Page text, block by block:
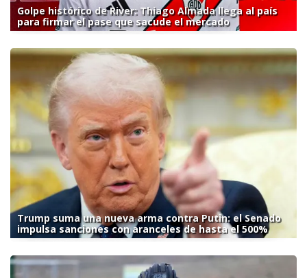
Golpe histórico de River: Thiago Almada llega al país
para firmar el pase que sacude el mercado
Trump suma una nueva arma contra Putin: el Senado
impulsa sanciones con aranceles de hasta el 500%